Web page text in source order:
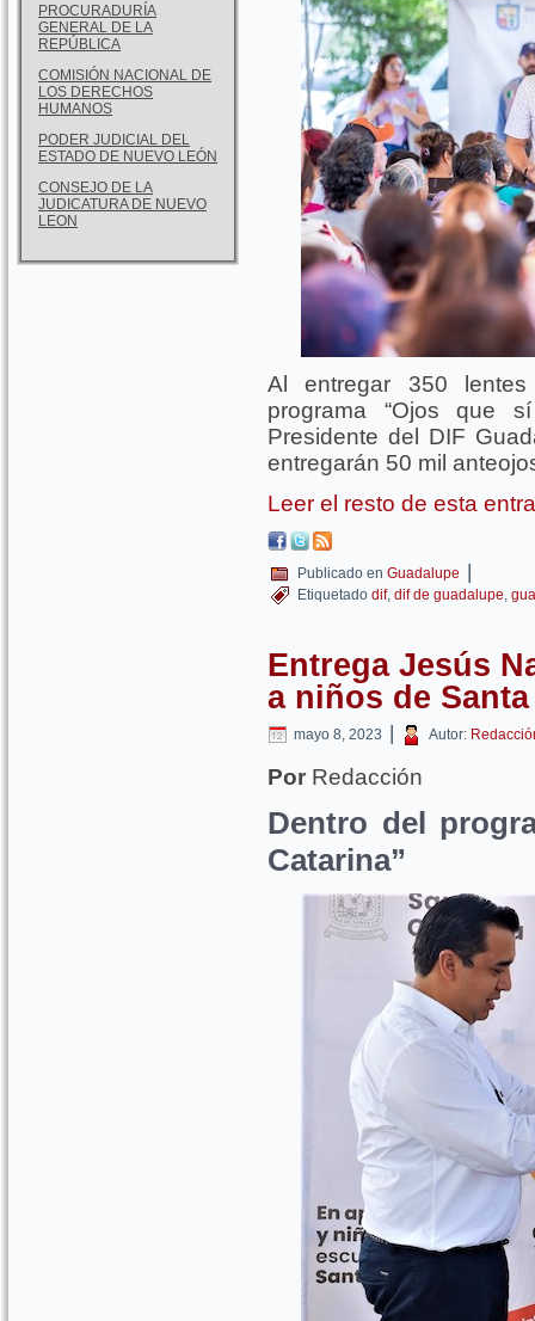
PROCURADURÍA
GENERAL DE LA
REPÚBLICA
COMISIÓN NACIONAL DE
LOS DERECHOS
HUMANOS
PODER JUDICIAL DEL
ESTADO DE NUEVO LEÓN
CONSEJO DE LA
JUDICATURA DE NUEVO
LEON
Al entregar 350
programa “Ojos que
Presidente del DIF
entregarán 50 mil
Leer el resto de esta
Publicado en Guadalupe |
Etiquetado dif, dif de guadalupe,
Entrega Jesús
a niños de
mayo 8, 2023 | Autor:
Por Redacción
Dentro del
Catarina”